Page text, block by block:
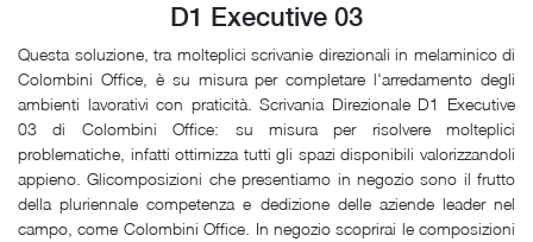
D1 Executive 03
Questa soluzione, tra molteplici scrivanie direzionali in melaminico di
Colombini Office, è su misura per completare l'arredamento degli
ambienti lavorativi con praticità. Scrivania Direzionale D1 Executive
03 di Colombini Office: su misura per risolvere molteplici
problematiche, infatti ottimizza tutti gli spazi disponibili valorizzandoli
appieno. Glicomposizioni che presentiamo in negozio sono il frutto
della pluriennale competenza e dedizione delle aziende leader nel
campo, come Colombini Office. In negozio scoprirai le composizioni